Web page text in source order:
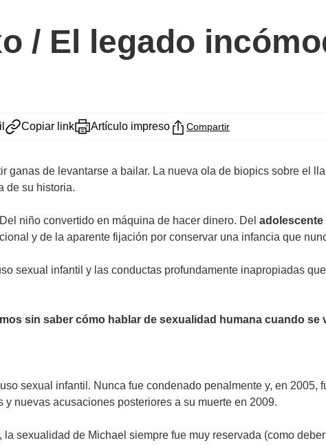
/ El legado
Copiar link Artículo impreso Compartir
ganas de levantarse a bailar. La nueva ola de biopics sobre el
de su historia.
Del niño convertido en máquina de hacer dinero. Del adolescente
y de la aparente fijación por conservar una infancia que
sexual infantil y las conductas profundamente inapropiadas
sin saber cómo hablar de sexualidad humana cuando
sexual infantil. Nunca fue condenado penalmente y, en
nuevas acusaciones posteriores a su muerte en 2009.
, la sexualidad de Michael siempre fue muy reservada (como